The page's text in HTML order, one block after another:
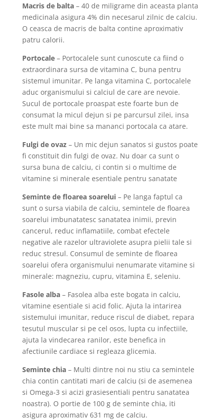
Macris de balta– 40 de miligrame din aceasta planta
medicinala asigura 4% din necesarul zilnic de calciu.
O ceasca de macris de balta contine aproximativ
patru calorii.
Portocale– Portocalele sunt cunoscute ca fiind o
extraordinara sursa de vitamina C, buna pentru
sistemul imunitar. Pe langa vitamina C, portocalele
aduc organismului si calciul de care are nevoie.
Sucul de portocale proaspat este foarte bun de
consumat la micul dejun si pe parcursul zilei, insa
este mult mai bine sa mananci portocala ca atare.
Fulgi de ovaz– Un mic dejun sanatos si gustos poate
fi constituit din fulgi de ovaz. Nu doar ca sunt o
sursa buna de calciu, ci contin si o multime de
vitamine si minerale esentiale pentru sanatate
Seminte de floarea soarelui– Pe langa faptul ca
sunt o sursa viabila de calciu, semintele de floarea
soarelui imbunatatesc sanatatea inimii, previn
cancerul, reduc inflamatiile, combat efectele
negative ale razelor ultraviolete asupra pielii tale si
reduc stresul. Consumul de seminte de floarea
soarelui ofera organismului nenumarate vitamine si
minerale: magneziu, cupru, vitamina E, seleniu.
Fasole alba– Fasolea alba este bogata in calciu,
vitamine esentiale si acid folic. Ajuta la intarirea
sistemului imunitar, reduce riscul de diabet, repara
tesutul muscular si pe cel osos, lupta cu infectiile,
ajuta la vindecarea ranilor, este benefica in
afectiunile cardiace si regleaza glicemia.
Seminte chia– Multi dintre noi nu stiu ca semintele
chia contin cantitati mari de calciu (si de asemenea
si Omega-3 si acizi grasiesentiali pentru sanatatea
noastra). O portie de 100 g de seminte chia, iti
asigura aproximativ 631 mg de calciu.